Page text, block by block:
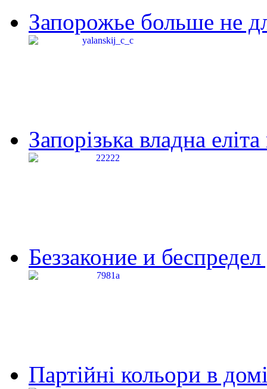
Запорожье больше не
Запорізька владна
Беззаконие и
Партійні кольори в